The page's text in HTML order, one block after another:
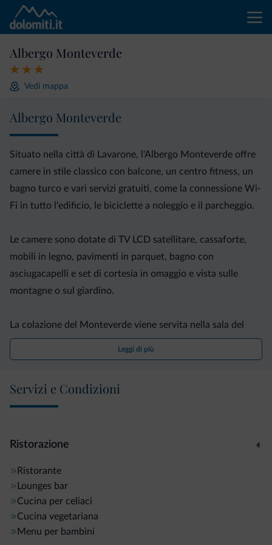
Albergo Monteverde
Vedi mappa
Albergo Monteverde
Situato nella città di Lavarone, l'Albergo Monteverde offre
camere in stile classico con balcone, un centro fitness, un
bagno turco e vari servizi gratuiti, come la connessione Wi-
Fi in tutto l'edificio, le biciclette a noleggio e il parcheggio.
Le camere sono dotate di TV LCD satellitare, cassaforte,
mobili in legno, pavimenti in parquet, bagno con
asciugacapelli e set di cortesia in omaggio e vista sulle
montagne o sul giardino.
La colazione del Monteverde viene servita nella sala del
ristorante e include torte e crostate fatte in casa, formaggi,
salumi, pane, marmellata, cereali, cornetti e succhi di frutta.
Presso il ristorante potrete anche gustare piatti regionali a
pranzo e a cena. L'albergo presenta anche un bar e un
troverete una fermata dello ski-bus.
Leggi di più
Servizi e Condizioni
Ristorazione
Ristorante
Lounges bar
Cucina per celiaci
Cucina vegetariana
Menu per bambini